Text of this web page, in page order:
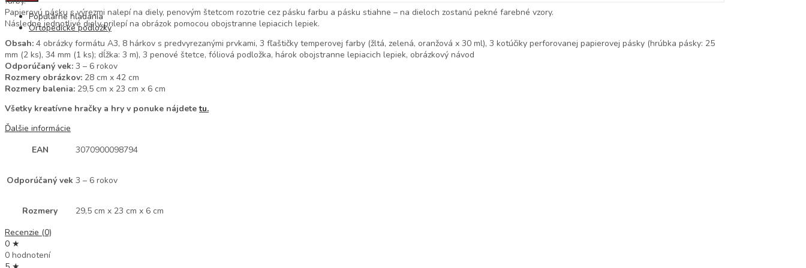
Populárne hľadania
Ortopedické podložky
Papierovú pásku s výrezmi nalepí na diely, penovým štetcom rozotrie cez pásku farbu a pásku stiahne – na dieloch zostanú pekné farebné vzory.
Následne jednotlivé diely prilepí na obrázok pomocou obojstranne lepiacich lepiek.
Obsah: 4 obrázky formátu A3, 8 hárkov s predvyrezanými prvkami, 3 fľaštičky temperovej farby (žltá, zelená, oranžová x 30 ml), 3 kotúčiky perforovanej papierovej pásky (hrúbka pásky: 25
mm (2 ks), 34 mm (1 ks); dĺžka: 3 m), 3 penové štetce, fóliová podložka, hárok obojstranne lepiacich lepiek, obrázkový návod
Odporúčaný vek: 3 – 6 rokov
Rozmery obrázkov: 28 cm x 42 cm
Rozmery balenia: 29,5 cm x 23 cm x 6 cm
Všetky kreatívne hračky a hry v ponuke nájdetetu.
Ďalšie informácie
EAN
3070900098794
Odporúčaný vek 3 – 6 rokov
Rozmery
29,5 cm x 23 cm x 6 cm
Recenzie (0)
0 ★
0 hodnotení